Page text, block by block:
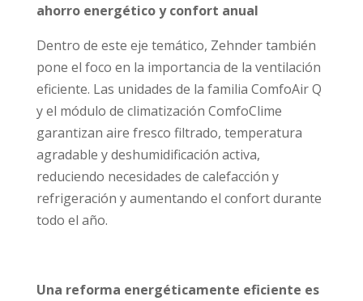
ahorro energético y confort anual
Dentro de este eje temático, Zehnder también
pone el foco en la importancia de la ventilación
eficiente. Las unidades de la familia ComfoAir Q
y el módulo de climatización ComfoClime
garantizan aire fresco filtrado, temperatura
agradable y deshumidificación activa,
reduciendo necesidades de calefacción y
refrigeración y aumentando el confort durante
todo el año.
Una reforma energéticamente eficiente es